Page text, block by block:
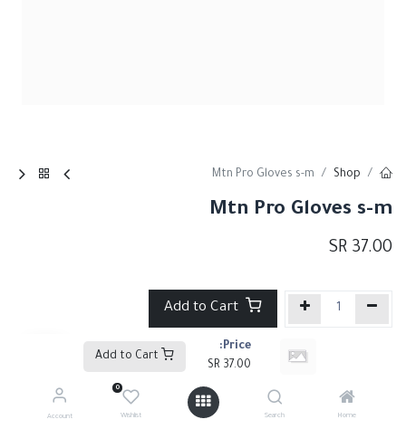
Price:
37.00
Home
Search
0
Wishlist
Account
Shop
Mtn Pro Gloves s-m
Mtn Pro Gloves s-m
37.00
Add to Cart
إضافة إلى قائمة الأمنيات